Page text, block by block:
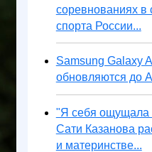
соревнованиях в
спорта России...
Samsung Galaxy
обновляются до
"Я себя ощущала
Сати Казанова
и материнстве...